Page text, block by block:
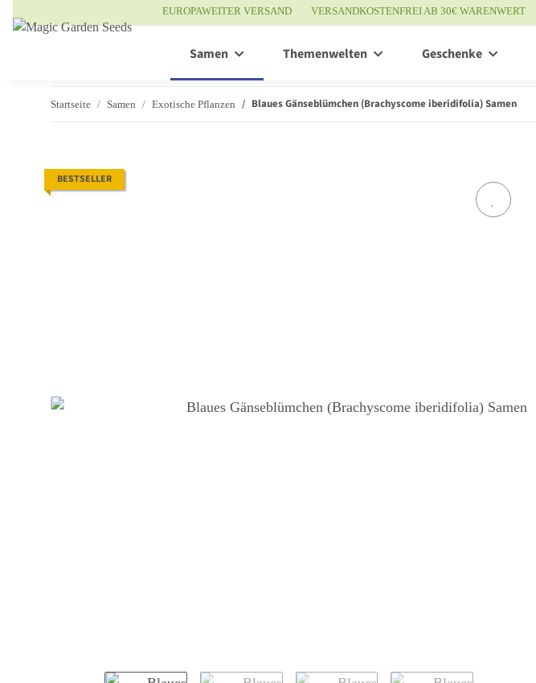
EUROPAWEITER VERSAND VERSANDKOSTENFREI AB 30€ WARENWERT
Samen Themenwelten Geschenke
Startseite Samen Exotische Pflanzen Blaues Gänseblümchen (Brachyscome iberidifolia) Samen
BESTSELLER